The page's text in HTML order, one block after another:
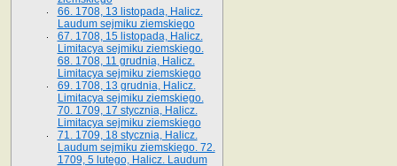
66. 1708, 13 listopada, Halicz.
Laudum sejmiku ziemskiego
67. 1708, 15 listopada, Halicz.
Limitacya sejmiku ziemskiego.
68. 1708, 11 grudnia, Halicz.
Limitacya sejmiku ziemskiego
69. 1708, 13 grudnia, Halicz.
Limitacya sejmiku ziemskiego.
70. 1709, 17 stycznia, Halicz.
Limitacya sejmiku ziemskiego
71. 1709, 18 stycznia, Halicz.
Laudum sejmiku ziemskiego. 72.
1709, 5 lutego, Halicz. Laudum